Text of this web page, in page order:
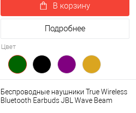
В корзину
Подробнее
Цвет
Беспроводные наушники True Wireless
Bluetooth Earbuds JBL Wave Beam